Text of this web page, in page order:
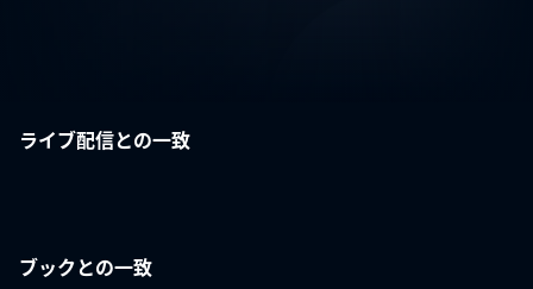
ライブ配信との一致
ブックとの一致